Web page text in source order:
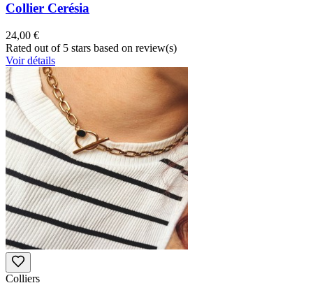
Collier Cerésia
24,00 €
Rated out of 5 stars based on review(s)
Voir détails
Colliers